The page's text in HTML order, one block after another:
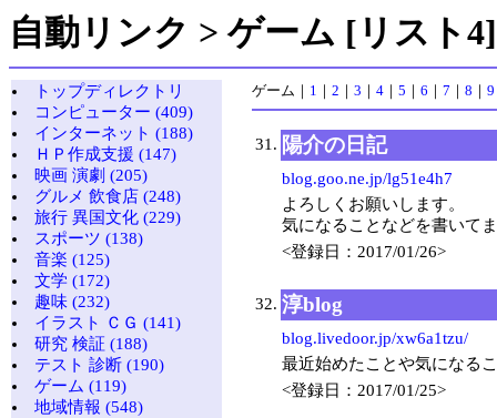
自動リンク > ゲーム [リスト4]
トップディレクトリ
コンピューター (409)
インターネット (188)
ＨＰ作成支援 (147)
映画 演劇 (205)
グルメ 飲食店 (248)
旅行 異国文化 (229)
スポーツ (138)
音楽 (125)
文学 (172)
趣味 (232)
イラスト ＣＧ (141)
研究 検証 (188)
テスト 診断 (190)
ゲーム (119)
地域情報 (548)
ゲーム ｜ 1 ｜ 2 ｜ 3 ｜ 4 ｜ 5 ｜ 6 ｜ 7 ｜ 8 ｜ 9
31. 陽介の日記
blog.goo.ne.jp/lg51e4h7
よろしくお願いします。
気になることなどを書いて
<登録日：2017/01/26>
32. 淳blog
blog.livedoor.jp/xw6a1tzu/
最近始めたことや気になる
<登録日：2017/01/25>